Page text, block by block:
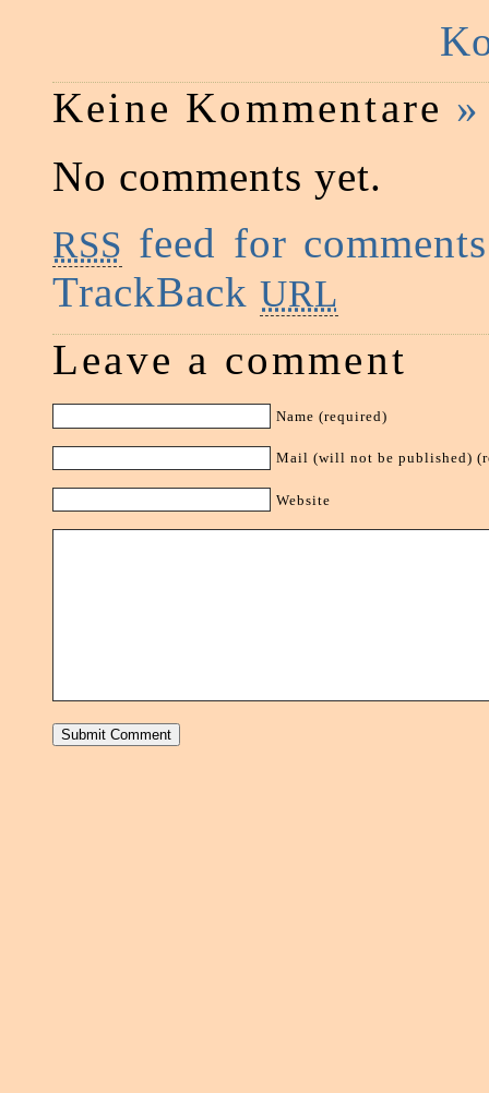
Keine Kommentare »
No comments yet.
RSS feed for
TrackBack URL
Leave a comment
Name (required)
Mail (will not be published)
Website